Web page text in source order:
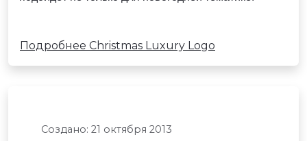
Подробнее Christmas Luxury Logo
Создано: 21 октября 2013